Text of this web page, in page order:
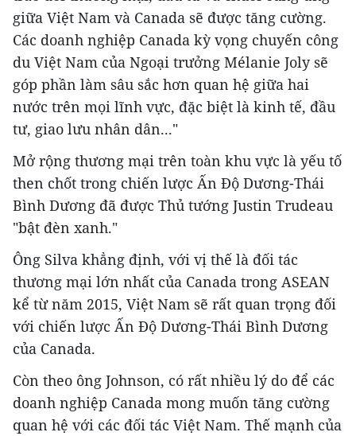
giữa Việt Nam và Canada sẽ được tăng cường.
Các doanh nghiệp Canada kỳ vọng chuyến công
du Việt Nam của Ngoại trưởng Mélanie Joly sẽ
góp phần làm sâu sắc hơn quan hệ giữa hai
nước trên mọi lĩnh vực, đặc biệt là kinh tế, đầu
tư, giao lưu nhân dân..."
Mở rộng thương mại trên toàn khu vực là yếu tố
then chốt trong chiến lược Ấn Độ Dương-Thái
Bình Dương đã được Thủ tướng Justin Trudeau
"bật đèn xanh."
Ông Silva khẳng định, với vị thế là đối tác
thương mại lớn nhất của Canada trong ASEAN
kể từ năm 2015, Việt Nam sẽ rất quan trọng đối
với chiến lược Ấn Độ Dương-Thái Bình Dương
của Canada.
Còn theo ông Johnson, có rất nhiều lý do để các
doanh nghiệp Canada mong muốn tăng cường
quan hệ với các đối tác Việt Nam. Thế mạnh của